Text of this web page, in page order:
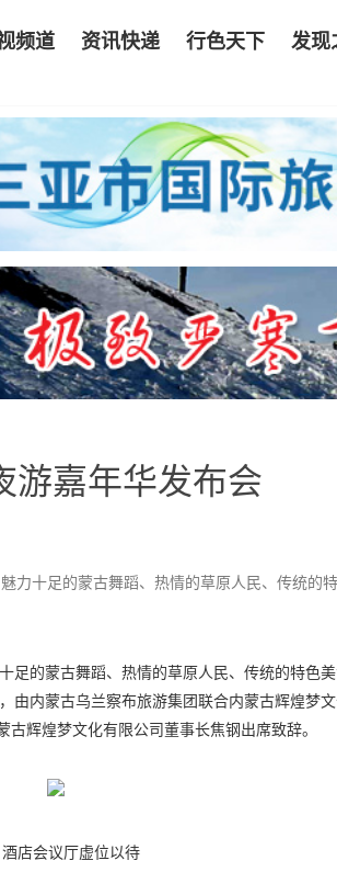
频道 资讯快递 行色天下 发现
游嘉年华发布会
力十足的蒙古舞蹈、热情的草原人民、传统的
足的蒙古舞蹈、热情的草原人民、传统的特色
由内蒙古乌兰察布旅游集团联合内蒙古辉煌梦
辉煌梦文化有限公司董事长焦钢出席致辞。
酒店会议厅虚位以待